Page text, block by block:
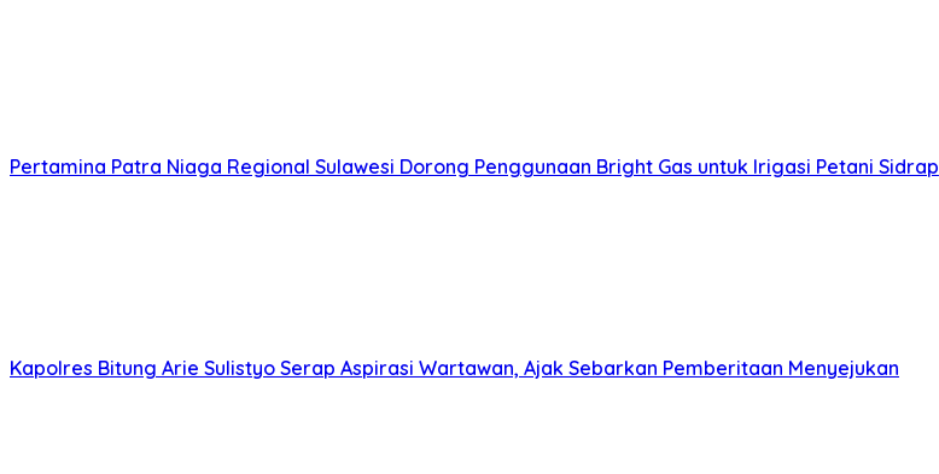
Pertamina Patra Niaga Regional Sulawesi Dorong Penggunaan Bright Gas untuk Irigasi Petani Sidrap
Kapolres Bitung Arie Sulistyo Serap Aspirasi Wartawan, Ajak Sebarkan Pemberitaan Menyejukan